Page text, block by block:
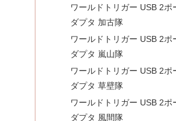
ワールドトリガー USB 2ポ
ダプタ 加古隊
ワールドトリガー USB 2ポ
ダプタ 嵐山隊
ワールドトリガー USB 2ポ
ダプタ 草壁隊
ワールドトリガー USB 2ポ
ダプタ 風間隊